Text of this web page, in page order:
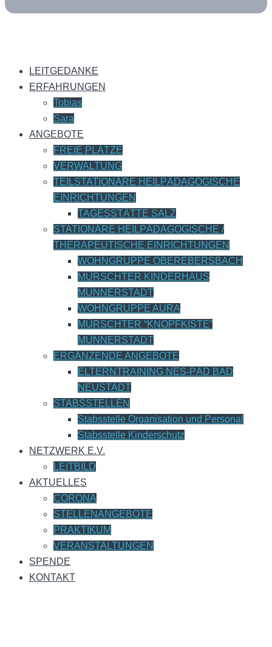
LEITGEDANKE
ERFAHRUNGEN
Tobias
Sara
ANGEBOTE
FREIE PLÄTZE
VERWALTUNG
TEILSTATIONÄRE HEILPÄDAGOGISCHE
EINRICHTUNGEN
TAGESSTÄTTE SALZ
STATIONÄRE HEILPÄDAGOGISCHE /
THERAPEUTISCHE EINRICHTUNGEN
WOHNGRUPPE OBEREBERSBACH
MÜRSCHTER KINDERHAUS
MÜNNERSTADT
WOHNGRUPPE AURA
MÜRSCHTER “KNOPFKISTE”
MÜNNERSTADT
ERGÄNZENDE ANGEBOTE
ELTERNTRAINING NES-PÄD BAD
NEUSTADT
STABSSTELLEN
Stabsstelle Organisation und Personal
Stabsstelle Kinderschutz
NETZWERK E.V.
LEITBILD
AKTUELLES
CORONA
STELLENANGEBOTE
PRAKTIKUM
VERANSTALTUNGEN
SPENDE
KONTAKT